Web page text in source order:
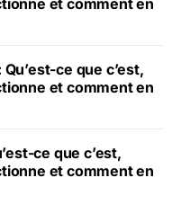
et comment en
ce que c’est,
et comment en
ce que c’est,
et comment en